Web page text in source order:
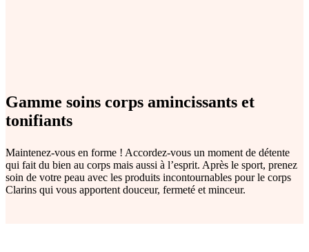
Gamme soins corps amincissants et
tonifiants
Maintenez-vous en forme ! Accordez-vous un moment de détente
qui fait du bien au corps mais aussi à l’esprit. Après le sport, prenez
soin de votre peau avec les produits incontournables pour le corps
Clarins qui vous apportent douceur, fermeté et minceur.